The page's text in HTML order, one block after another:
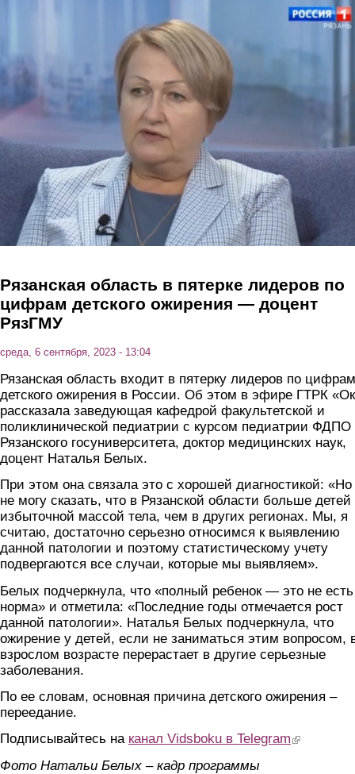
Рязанская область в пятерке лидеров по
цифрам детского ожирения — доцент
РязГМУ
среда, 6 сентября, 2023 - 13:04
Рязанская область входит в пятерку лидеров по цифрам
детского ожирения в России. Об этом в эфире ГТРК
рассказала заведующая кафедрой факультетской и
поликлинической педиатрии с курсом педиатрии ФДПО
Рязанского госуниверситета, доктор медицинских наук,
доцент Наталья Белых.
При этом она связала это с хорошей диагностикой: «Но
не могу сказать, что в Рязанской области больше детей
избыточной массой тела, чем в других регионах. Мы, я
считаю, достаточно серьезно относимся к выявлению
данной патологии и поэтому статистическому учету
подвергаются все случаи, которые мы выявляем».
Белых подчеркнула, что «полный ребенок — это не есть
норма» и отметила: «Последние годы отмечается рост
данной патологии». Наталья Белых подчеркнула, что
ожирение у детей, если не заниматься этим вопросом,
взрослом возрасте перерастает в другие серьезные
заболевания.
По ее словам, основная причина детского ожирения –
переедание.
Подписывайтесь на канал Vidsboku в Telegram (link is
Фото Натальи Белых – кадр программы